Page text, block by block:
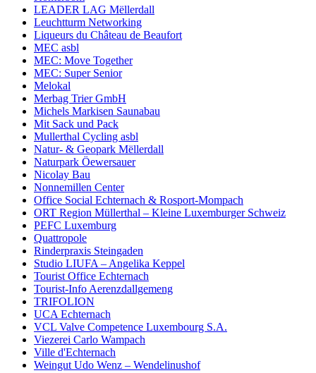
LEADER LAG Mëllerdall
Leuchtturm Networking
Liqueurs du Château de Beaufort
MEC asbl
MEC: Move Together
MEC: Super Senior
Melokal
Merbag Trier GmbH
Michels Markisen Saunabau
Mit Sack und Pack
Mullerthal Cycling asbl
Natur- & Geopark Mëllerdall
Naturpark Öewersauer
Nicolay Bau
Nonnemillen Center
Office Social Echternach & Rosport-Mompach
ORT Region Müllerthal – Kleine Luxemburger Schweiz
PEFC Luxemburg
Quattropole
Rinderpraxis Steingaden
Studio LIUFA – Angelika Keppel
Tourist Office Echternach
Tourist-Info Aerenzdallgemeng
TRIFOLION
UCA Echternach
VCL Valve Competence Luxembourg S.A.
Viezerei Carlo Wampach
Ville d'Echternach
Weingut Udo Wenz – Wendelinushof